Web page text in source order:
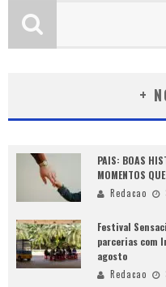
+
PAIS: BOAS
MOMENTOS
Redacao
Festival
parcerias com
agosto
Redacao